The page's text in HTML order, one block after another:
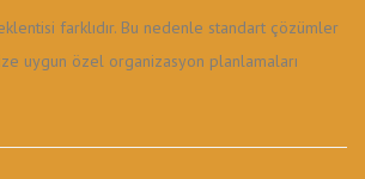
farklıdır. Bu nedenle standart çözümler
uygun özel organizasyon planlamaları